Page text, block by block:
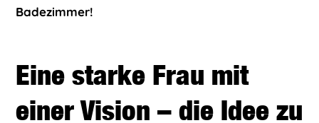
Badezimmer!
Eine starke Frau mit
einer Vision – die Idee zu